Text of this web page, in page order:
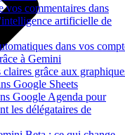
vos commentaires dans
artificielle de
dans vos
à Gemini
grâce aux
Google Sheets
Google Agenda pour
les délégataires de